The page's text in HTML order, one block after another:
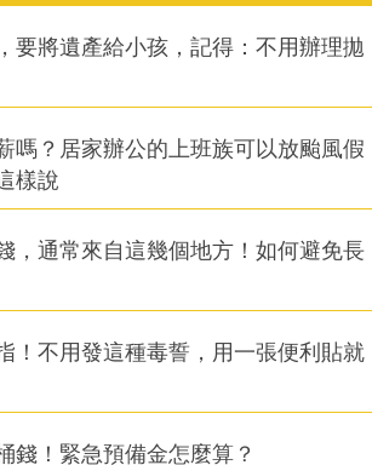
要將遺產給小孩，記得：不用辦理拋
嗎？居家辦公的上班族可以放颱風假
樣說
，通常來自這幾個地方！如何避免長
！不用發這種毒誓，用一張便利貼就
錢！緊急預備金怎麼算？